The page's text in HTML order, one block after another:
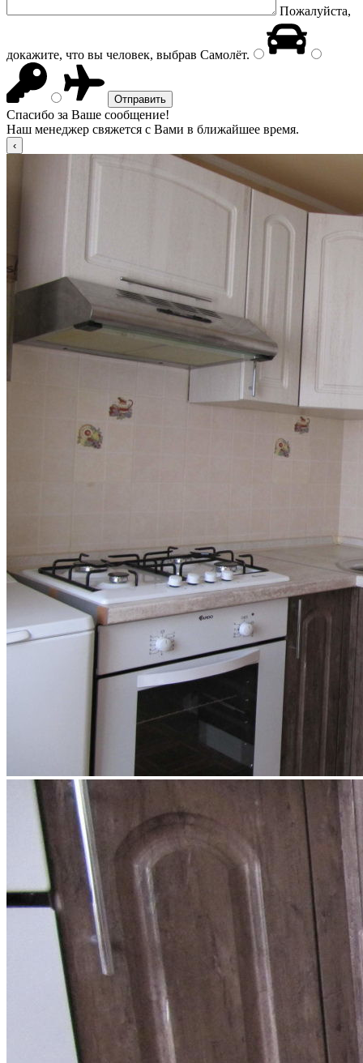
Пожалуйста,
докажите, что вы человек, выбрав Самолёт.
Спасибо за Ваше сообщение!
Наш менеджер свяжется с Вами в ближайшее время.